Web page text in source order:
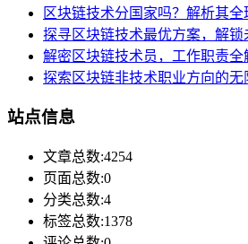
区块链技术分国家吗？解析其
探寻区块链技术最优方案，解锁
解密区块链技术员，工作职责全
探索区块链非技术职业方向的无
站点信息
文章总数:4254
页面总数:0
分类总数:4
标签总数:1378